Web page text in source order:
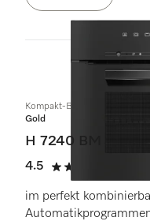
Kompakt-Backofen mit
Gold
H 7240 BM
4.5
4.5 Sterne von 5
(15
im perfekt